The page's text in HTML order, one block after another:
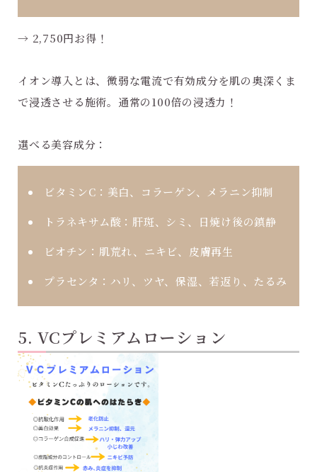
→ 2,750円お得！
イオン導入とは、微弱な電流で有効成分を肌の奥深くま
で浸透させる施術。通常の100倍の浸透力！
選べる美容成分：
ビタミンC： 美白、コラーゲン、メラニン抑制
トラネキサム酸： 肝斑、シミ、日焼け後の鎮静
ビオチン： 肌荒れ、ニキビ、皮膚再生
プラセンタ： ハリ、ツヤ、保湿、若返り、たるみ
5. VCプレミアムローション